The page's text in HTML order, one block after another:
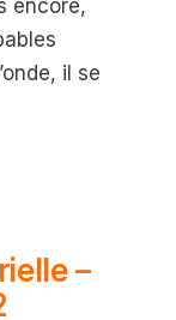
encore,
il se
–